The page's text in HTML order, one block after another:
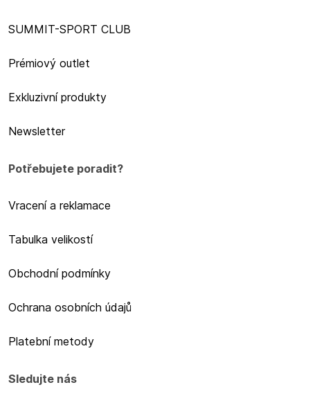
SUMMIT-SPORT CLUB
Prémiový outlet
Exkluzivní produkty
Newsletter
Potřebujete poradit?
Vracení a reklamace
Tabulka velikostí
Obchodní podmínky
Ochrana osobních údajů
Platební metody
Sledujte nás